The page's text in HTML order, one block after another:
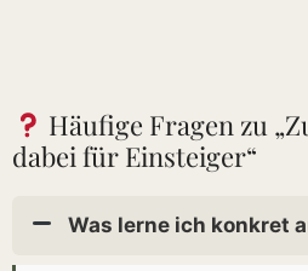
Häufige Fragen zu
dabei für Einsteiger“
Was lerne ich konkret